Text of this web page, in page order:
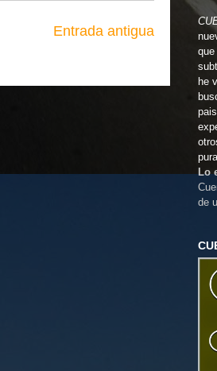
Entrada antigua
he
Lo
de